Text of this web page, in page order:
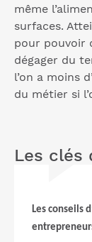
même
surfaces.
pour pouvoir
dégager du
l’on a moins
du métier si
Les clés
Les conseils